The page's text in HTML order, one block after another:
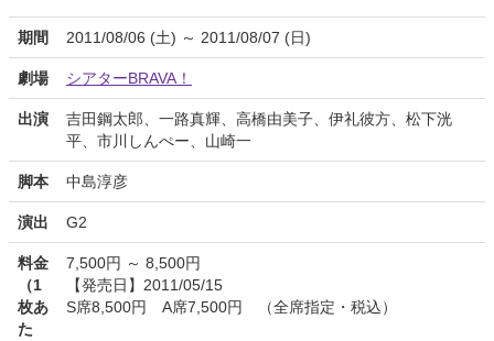
期間 2011/08/06 (土) ～ 2011/08/07 (日)
劇場 シアターBRAVA！
出演
吉田鋼太郎、一路真輝、高橋由美子、伊礼彼方、松下洸
平、市川しんぺー、山崎一
脚本 中島淳彦
演出 G2
料金
（1
枚あ
た
7,500円 ～ 8,500円
【発売日】2011/05/15
S席8,500円 A席7,500円 （全席指定・税込）